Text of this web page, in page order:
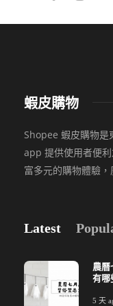
蝦皮購物
Shopee 蝦皮購物是
app 提供使用者便
富多元的購物體驗
Latest
農曆
有哪
5 天